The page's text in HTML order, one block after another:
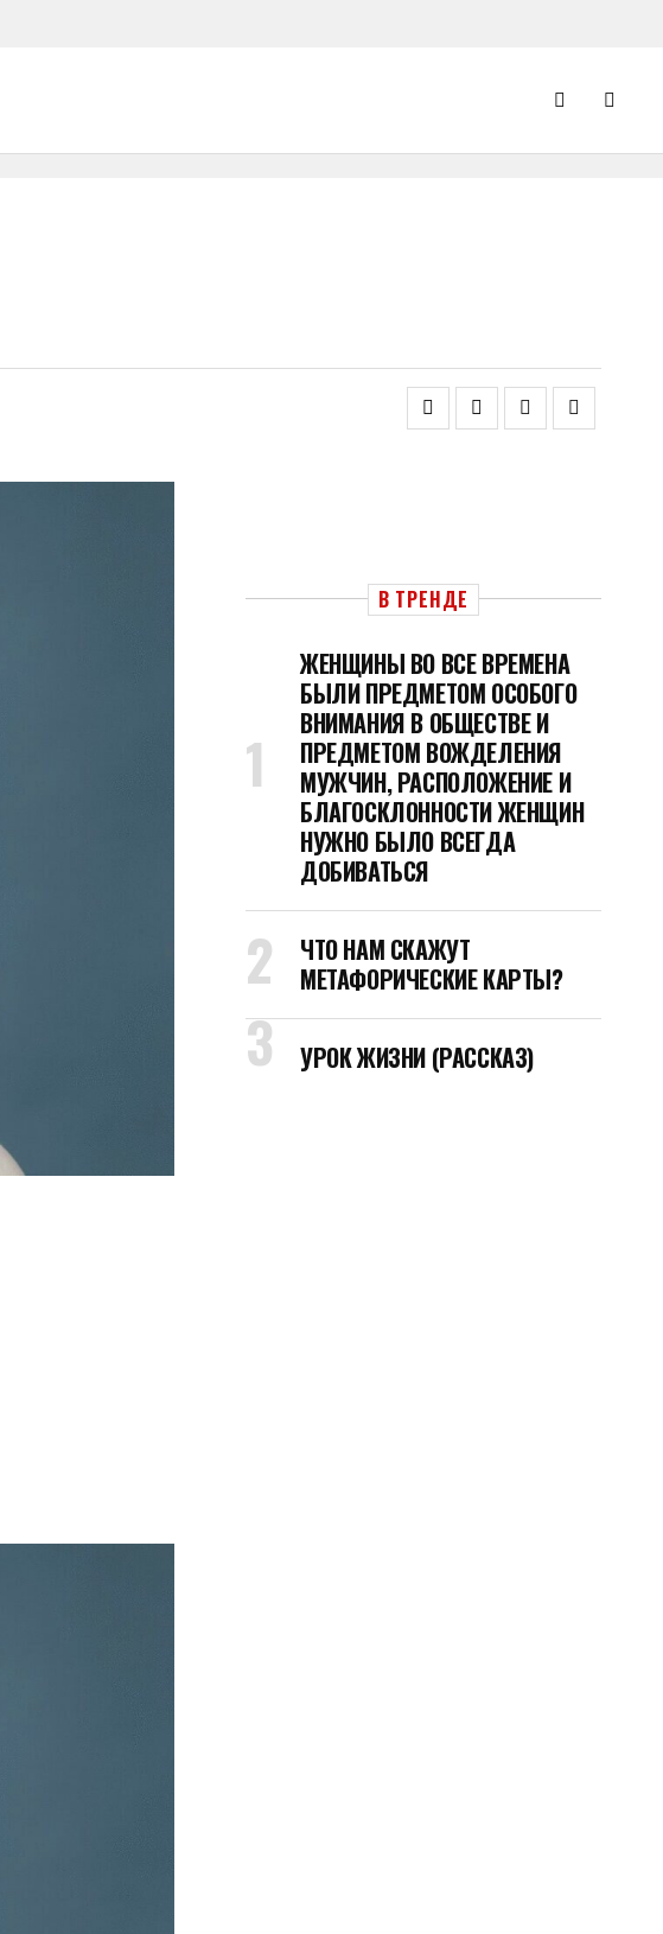
В ТРЕНДЕ
ЖЕНЩИНЫ ВО ВСЕ ВРЕМЕНА
БЫЛИ ПРЕДМЕТОМ ОСОБОГО
ВНИМАНИЯ В ОБЩЕСТВЕ И
ПРЕДМЕТОМ ВОЖДЕЛЕНИЯ
МУЖЧИН, РАСПОЛОЖЕНИЕ И
БЛАГОСКЛОННОСТИ ЖЕНЩИН
НУЖНО БЫЛО ВСЕГДА
ДОБИВАТЬСЯ
ЧТО НАМ СКАЖУТ
МЕТАФОРИЧЕСКИЕ КАРТЫ?
УРОК ЖИЗНИ (РАССКАЗ)